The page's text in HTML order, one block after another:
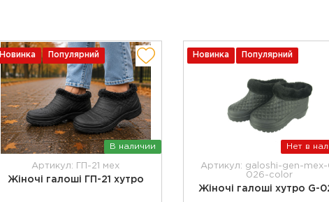
Новинка Популярний
В наличии
Артикул: ГП-21 мех
Жіночі галоші ГП-21 хутро
Новинка Популярний
Нет в
Артикул: galoshi-gen-mex-
026-color
Жіночі галоші хутро G-